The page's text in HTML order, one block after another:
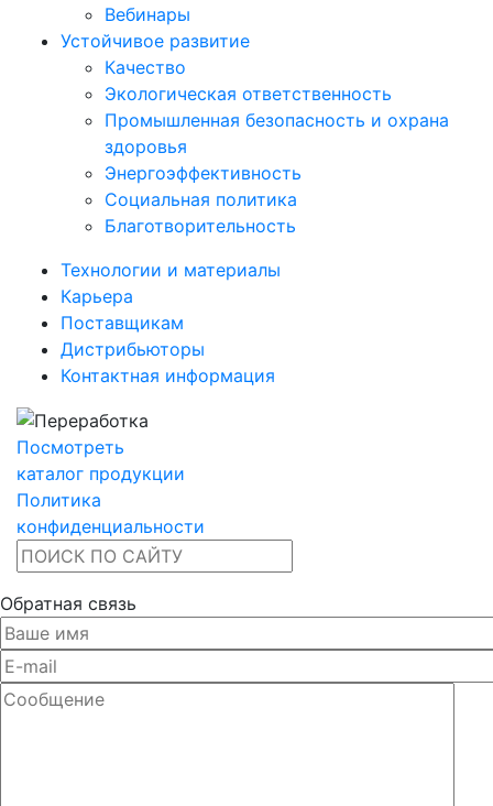
Вебинары
Устойчивое развитие
Качество
Экологическая ответственность
Промышленная безопасность и охрана
здоровья
Энергоэффективность
Социальная политика
Благотворительность
Технологии и материалы
Карьера
Поставщикам
Дистрибьюторы
Контактная информация
Посмотреть
каталог продукции
Политика
конфиденциальности
Обратная связь